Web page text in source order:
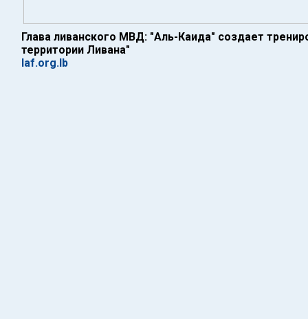
Глава ливанского МВД: "Аль-Каида" создает
территории Ливана"
laf.org.lb